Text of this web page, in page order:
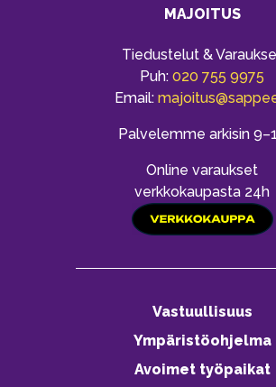
MAJOITUS
Tiedustelut &
Puh: 020 755 9975
Email:
Palvelemme arkisin
Online varaukset
verkkokaupasta 24h
Vastuullisuus
Ympäristöohjelma
Avoimet työpaikat